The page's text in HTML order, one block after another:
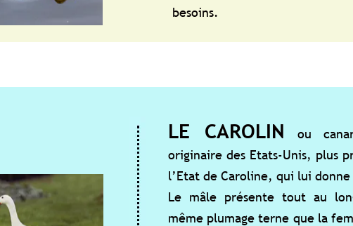
LE CAROLIN
ou canard branchu
originaire des Etats-Unis, plus précisément
l’Etat de Caroline, qui lui donne son nom.
Le mâle présente tout au long de
même plumage terne que la femelle.